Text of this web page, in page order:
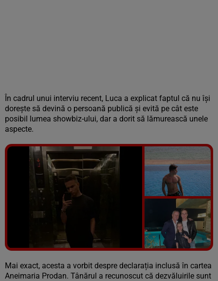
În cadrul unui interviu recent, Luca a explicat faptul că nu îşi
doreşte să devină o persoană publică şi evită pe cât este
posibil lumea showbiz-ului, dar a dorit să lămurească unele
aspecte.
Vezi galeria foto
3 poze
Mai exact, acesta a vorbit despre declarația inclusă în cartea
Aneimaria Prodan. Tânărul a recunoscut că dezvăluirile sunt